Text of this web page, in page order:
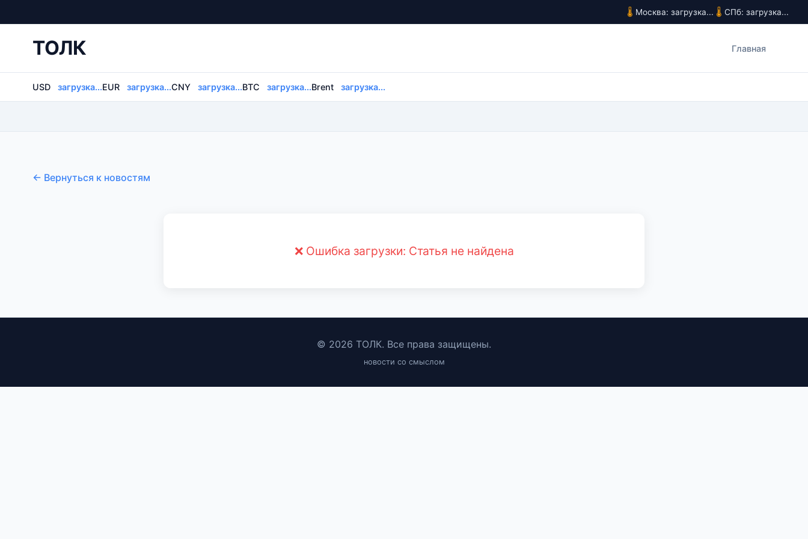
Москва: загрузка... СПб: загрузка...
ТОЛК Главная
USD загрузка...EUR загрузка...CNY загрузка...BTC загрузка...Brent загрузка...
← Вернуться к новостям
❌ Ошибка загрузки: Статья не найдена
© 2026 ТОЛК. Все права защищены.
новости со смыслом